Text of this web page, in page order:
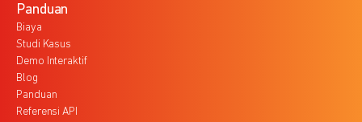
Panduan
Biaya
Studi Kasus
Demo Interaktif
Blog
Panduan
Referensi API